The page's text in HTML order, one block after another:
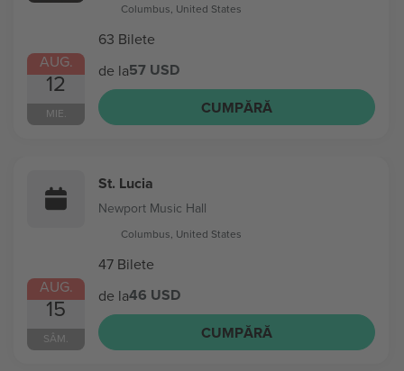
AUG.
12
MIE.
Columbus, United States
63 Bilete
de la57 USD
CUMPĂRĂ
AUG.
15
SÂM.
St. Lucia
Newport Music Hall
Columbus, United States
47 Bilete
de la46 USD
CUMPĂRĂ